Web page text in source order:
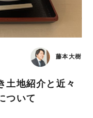
藤本大樹
土地紹介と近々
ついて